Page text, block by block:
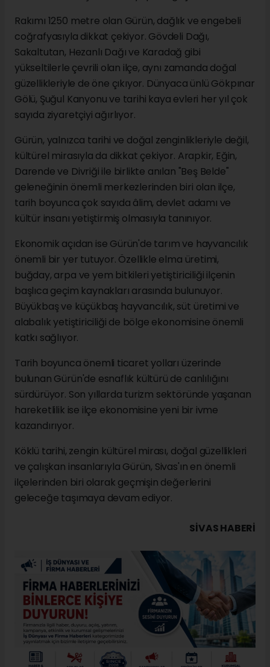
Rakımı 1250 metre olan Gürün, dağlık ve engebeli
coğrafyasıyla dikkat çekiyor. Gövdeli Dağı,
Sakaltutan, Hezanlı Dağı ve Karadağ gibi
yükseltilerle çevrili olan ilçe, aynı zamanda doğal
güzellikleriyle de öne çıkıyor. Dünyaca ünlü Gökpınar
Gölü, Şuğul Kanyonu ve tarihi kaya evleri her yıl çok
sayıda ziyaretçiyi ağırlıyor.
Gürün, yalnızca tarihi ve doğal zenginlikleriyle değil,
kültürel mirasıyla da dikkat çekiyor. Arapkir, Eğin,
Darende ve Divriği ile birlikte anılan "Beş Belde"
geleneğinin önemli merkezlerinden biri olan ilçe,
tarih boyunca çok sayıda âlim, devlet adamı ve
kültür insanı yetiştirmiş olmasıyla tanınıyor.
Ekonomik açıdan ise Gürün'de tarım ve hayvancılık
önemli bir yer tutuyor. Özellikle elma üretimi,
buğday, arpa ve yem bitkileri yetiştiriciliği ilçenin
başlıca geçim kaynakları arasında bulunuyor.
Büyükbaş ve küçükbaş hayvancılık, süt üretimi ve
alabalık yetiştiriciliği de bölge ekonomisine önemli
katkı sağlıyor.
Tarih boyunca önemli ticaret yolları üzerinde
bulunan Gürün'de esnaflık kültürü de canlılığını
sürdürüyor. Son yıllarda turizm sektöründe yaşanan
hareketlilik ise ilçe ekonomisine yeni bir ivme
kazandırıyor.
Köklü tarihi, zengin kültürel mirası, doğal güzellikleri
ve çalışkan insanlarıyla Gürün, Sivas'ın en önemli
ilçelerinden biri olarak geçmişin değerlerini
geleceğe taşımaya devam ediyor.
SIVAS HABERİ